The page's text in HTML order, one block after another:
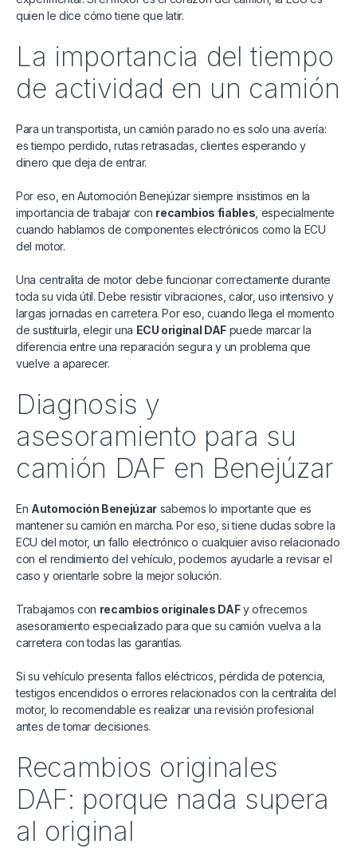
quien le dice cómo tiene que latir.
La importancia del tiempo
de actividad en un camión
Para un transportista, un camión parado no es solo una avería:
es tiempo perdido, rutas retrasadas, clientes esperando y
dinero que deja de entrar.
Por eso, en Automoción Benejúzar siempre insistimos en la
importancia de trabajar con recambios fiables , especialmente
cuando hablamos de componentes electrónicos como la ECU
del motor.
Una centralita de motor debe funcionar correctamente durante
toda su vida útil. Debe resistir vibraciones, calor, uso intensivo y
largas jornadas en carretera. Por eso, cuando llega el momento
de sustituirla, elegir una ECU original DAFpuede marcar la
diferencia entre una reparación segura y un problema que
vuelve a aparecer.
Diagnosis y
asesoramiento para su
camión DAF en Benejúzar
En Automoción Benejúzarsabemos lo importante que es
mantener su camión en marcha. Por eso, si tiene dudas sobre la
ECU del motor, un fallo electrónico o cualquier aviso relacionado
con el rendimiento del vehículo, podemos ayudarle a revisar el
caso y orientarle sobre la mejor solución.
Trabajamos con recambios originales DAFy ofrecemos
asesoramiento especializado para que su camión vuelva a la
carretera con todas las garantías.
Si su vehículo presenta fallos eléctricos, pérdida de potencia,
testigos encendidos o errores relacionados con la centralita del
motor, lo recomendable es realizar una revisión profesional
antes de tomar decisiones.
Recambios originales
DAF: porque nada supera
al original